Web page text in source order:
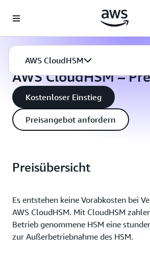
Überspringen zum Hauptinhalt
AWS CloudHSM
AWS CloudHSM –
Kostenloser Einstieg
Preisangebot anfordern
Preisübersicht
Es entstehen keine Vorabkosten bei
AWS CloudHSM. Mit CloudHSM
Betrieb genommene HSM eine
zur Außerbetriebnahme des HSM.